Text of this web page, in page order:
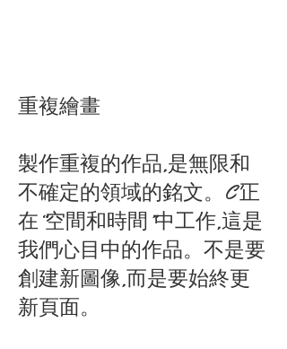
重複繪畫
製作重複的作品,是無限和
不確定的領域的銘文。C'正
在“空間和時間”中工作,這是
我們心目中的作品。不是要
創建新圖像,而是要始終更
新頁面。